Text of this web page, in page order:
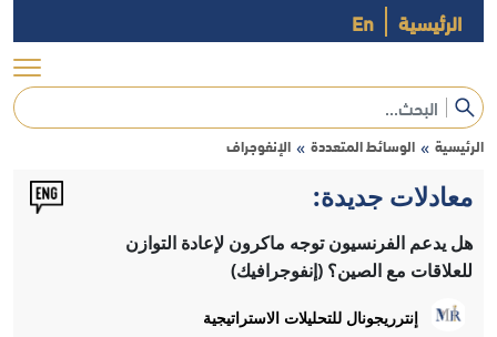
الرئيسية En
الرئيسية » الوسائط المتعددة » الإنفوجراف
معادلات جديدة:
هل يدعم الفرنسيون توجه ماكرون لإعادة التوازن
للعلاقات مع الصين؟ (إنفوجرافيك)
إنترريجونال للتحليلات الاستراتيجية